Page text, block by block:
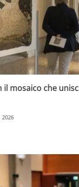
mosaico che
2026